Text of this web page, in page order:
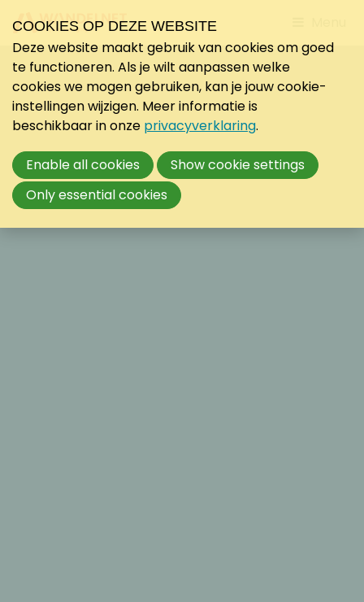
to
COOKIES OP DEZE WEBSITE
Deze website maakt gebruik van cookies om goed
te functioneren. Als je wilt aanpassen welke
cookies we mogen gebruiken, kan je jouw cookie-
instellingen wijzigen. Meer informatie is
beschikbaar in onze privacyverklaring.
Enable all cookies
Show cookie settings
Only essential cookies